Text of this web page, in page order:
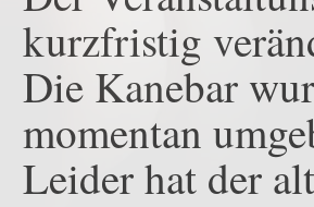
kurzfristig
Die Kanebar
momentan
Leider hat der